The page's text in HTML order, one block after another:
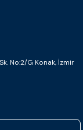
No:2/G Konak, İzmir